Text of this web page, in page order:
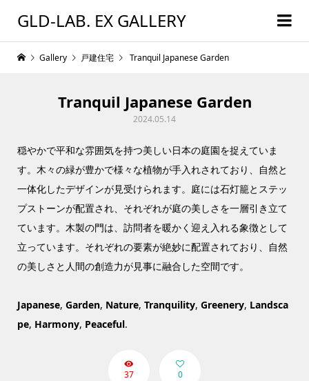
GLD-LAB. EX GALLERY
Gallery 戸建住宅 Tranquil Japanese Garden
Tranquil Japanese Garden
2024.05.14
穏やかで平和な雰囲気を持つ美しい日本の庭園を捉えていま
す。木々の緑が豊かで様々な植物が手入れされており、自然と
一体化したデザインが見受けられます。庭には石灯籠とステッ
プストーンが配置され、それぞれが庭の美しさを一層引き立て
ています。木製の門は、訪問者を暖かく迎え入れる象徴として
立っています。それぞれの要素が絶妙に配置されており、自然
の美しさと人間の創造力が見事に融合した空間です。
Japanese, Garden, Nature, Tranquility, Greenery, Landsca
pe, Harmony, Peaceful.
37 0